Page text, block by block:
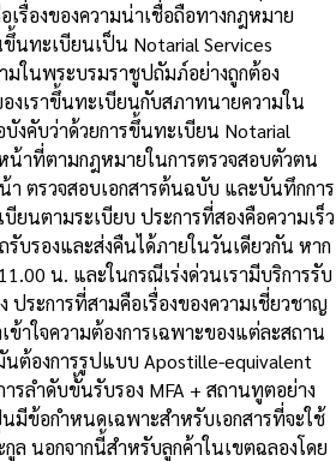
เรื่องของความน่าเชื่อถือทางกฎหมาย
นทะเบียนเป็น Notarial Services
ในพระบรมราชูปถัมภ์อย่างถูกต้อง
งเราขึ้นทะเบียนกับสภาทนายความใน
งคับว่าด้วยการขึ้นทะเบียน Notarial
น้าที่ตามกฎหมายในการตรวจสอบตัวตน
ตรวจสอบเอกสารต้นฉบับ และบันทึกการ
ยนตามระเบียบ ประการที่สองคือความเร็ว
บรองและส่งคืนได้ภายในวันเดียวกัน หาก
น. และในกรณีเร่งด่วนเรามีบริการรับ
ประการที่สามคือเรื่องของความเชี่ยวชาญ
ข้าใจความต้องการเฉพาะของแต่ละสถาน
ต้องการรูปแบบ Apostille-equivalent
รลำดับขั้นรับรอง MFA + สถานทูตอย่าง
มีข้อกำหนดเฉพาะสำหรับเอกสารที่จะใช้
ล นอกจากนี้สำหรับลูกค้าในเขตฉลองโดย